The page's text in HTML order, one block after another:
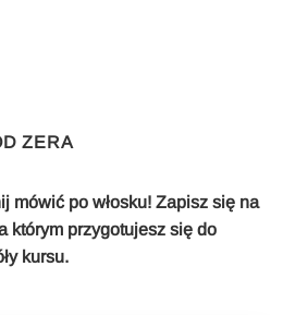
ZERA
mówić po włosku! Zapisz się na
którym przygotujesz się do
kursu.